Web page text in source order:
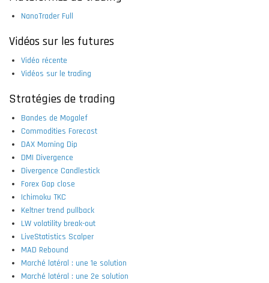
NanoTrader Full
Vidéos sur les futures
Vidéo récente
Vidéos sur le trading
Stratégies de trading
Bandes de Mogalef
Commodities Forecast
DAX Morning Dip
DMI Divergence
Divergence Candlestick
Forex Gap close
Ichimoku TKC
Keltner trend pullback
LW volatility break-out
LiveStatistics Scalper
MAD Rebound
Marché latéral : une 1e solution
Marché latéral : une 2e solution